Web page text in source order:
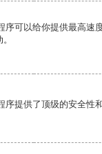
序可以给你提供最高速
提供了顶级的安全性